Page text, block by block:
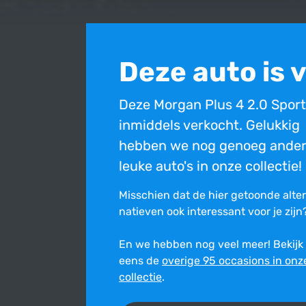
Deze auto is
Deze Morgan Plus 4 2.0
inmiddels verkocht. Gelukkig
hebben we nog genoeg
leuke auto's in onze collectie!
Misschien dat de hier getoonde
na­tie­ven ook inte­res­sant voor je
En we hebben nog veel meer! Bekijk
eens de overige 95 occasions in
collectie.
Bovenstaande occasion is inmiddels verkocht en
Ondanks de constante zorg en aandacht die wij
onjuist is. Wij stellen ons niet aansprakelijk voor